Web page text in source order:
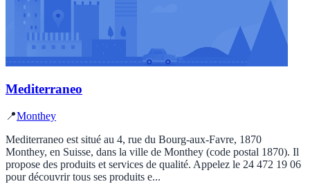
Mediterraneo
📍Monthey
Mediterraneo est situé au 4, rue du Bourg-aux-Favre, 1870
Monthey, en Suisse, dans la ville de Monthey (code postal 1870). Il
propose des produits et services de qualité. Appelez le 24 472 19 06
pour découvrir tous ses produits e...